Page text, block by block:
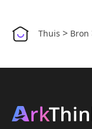
Thuis > Bron